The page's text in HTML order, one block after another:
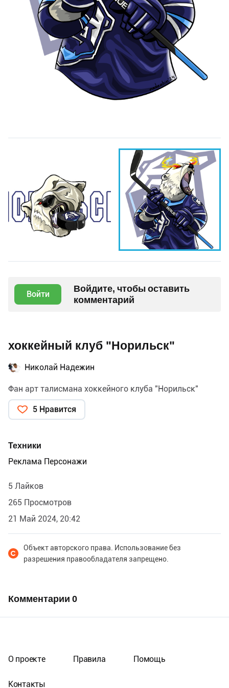
Войти
Войдите, чтобы оставить
комментарий
хоккейный клуб "Норильск"
Николай Надежин
Фан арт талисмана хоккейного клуба "Норильск"
5 Нравится
Техники
Реклама Персонажи
5 Лайков
265 Просмотров
21 Май 2024, 20:42
Объект авторского права. Использование без
разрешения правообладателя запрещено.
Комментарии 0
О проекте Правила Помощь
Контакты